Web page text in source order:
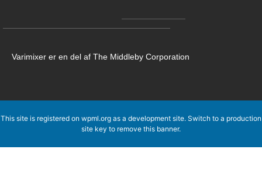
Varimixer er en del af The Middleby Corporation
This site is registered on wpml.org as a development site. Switch to a production
site key to remove this banner.